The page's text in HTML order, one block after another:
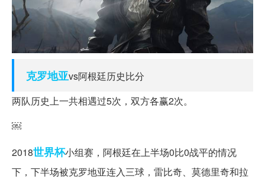
克罗地亚vs阿根廷历史比分
两队历史上一共相遇过5次，双方各赢2次。
￼
2018世界杯小组赛，阿根廷在上半场0比0战平的情况
下，下半场被克罗地亚连入三球，雷比奇、莫德里奇和拉